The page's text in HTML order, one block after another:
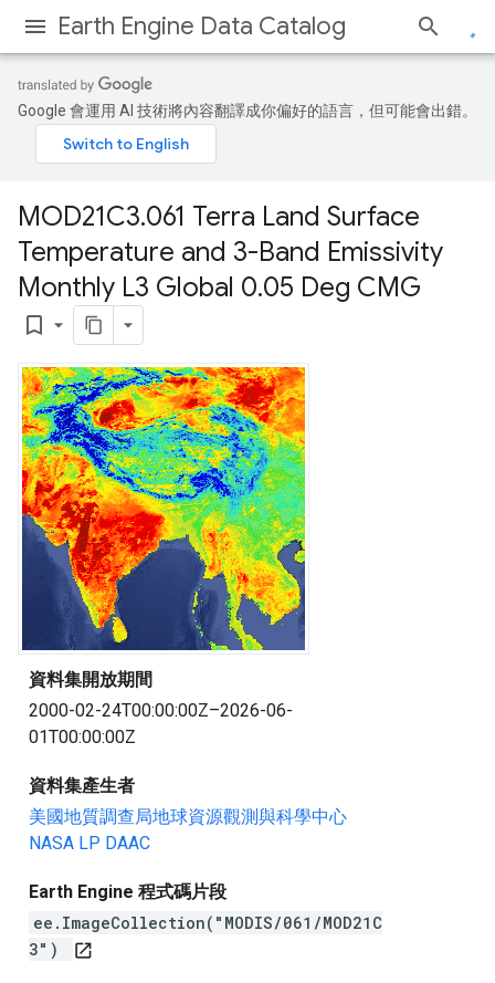
Earth Engine Data Catalog
Google 會運用 AI 技術將內容翻譯成你偏好的語言，但可能會出錯。
MOD21C3.061 Terra Land Surface
Temperature and 3-Band Emissivity
Monthly L3 Global 0.05 Deg CMG
bookmark_border
資料集開放期間
2000-02-24T00:00:00Z–2026-06-
01T00:00:00Z
資料集產生者
美國地質調查局地球資源觀測與科學中心
NASA LP DAAC
Earth Engine 程式碼片段
ee.ImageCollection("MODIS/061/MOD21C
3")
open_in_new